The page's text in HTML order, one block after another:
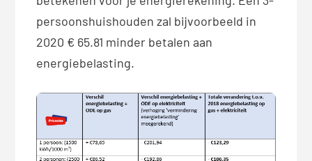
persoonshuishouden zal bijvoorbeeld in
2020 € 65.81 minder betalen aan
energiebelasting.